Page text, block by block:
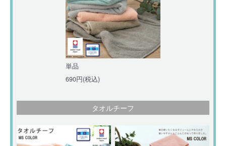
単品
690円(税込)
タオルチーフ